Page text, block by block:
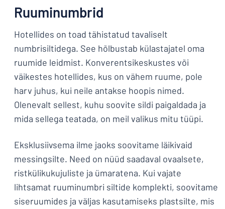
Ruuminumbrid
Hotellides on toad tähistatud tavaliselt
numbrisiltidega. See hõlbustab külastajatel oma
ruumide leidmist. Konverentsikeskustes või
väikestes hotellides, kus on vähem ruume, pole
harv juhus, kui neile antakse hoopis nimed.
Olenevalt sellest, kuhu soovite sildi paigaldada ja
mida sellega teatada, on meil valikus mitu tüüpi.
Eksklusiivsema ilme jaoks soovitame läikivaid
messingsilte. Need on nüüd saadaval ovaalsete,
ristkülikukujuliste ja ümaratena. Kui vajate
lihtsamat ruuminumbri siltide komplekti, soovitame
siseruumides ja väljas kasutamiseks plastsilte, mis